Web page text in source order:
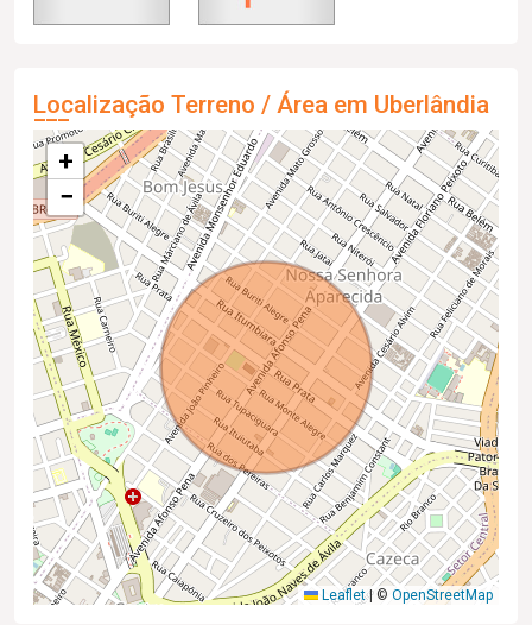
Localização Terreno / Área em Uberlândia
+
−
Leaflet |© OpenStreetMap